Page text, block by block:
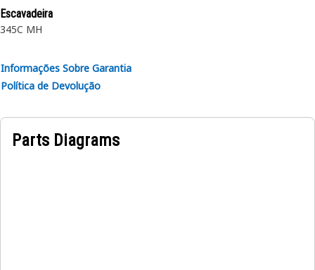
Escavadeira
345C MH
Informações Sobre Garantia
Política de Devolução
Parts Diagrams